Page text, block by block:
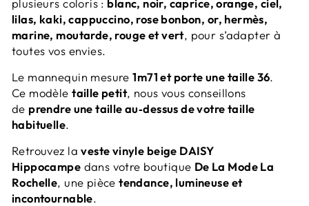
plusieurs coloris : blanc, noir, caprice, orange, ciel,
lilas, kaki, cappuccino, rose bonbon, or, hermès,
marine, moutarde, rouge et vert, pour s’adapter à
toutes vos envies.
Le mannequin mesure 1m71 et porte une taille 36.
Ce modèle taille petit, nous vous conseillons
de prendre une taille au‑dessus de votre taille
habituelle.
Retrouvez la veste vinyle beige DAISY
Hippocampe dans votre boutique De La Mode La
Rochelle, une pièce tendance, lumineuse et
incontournable.